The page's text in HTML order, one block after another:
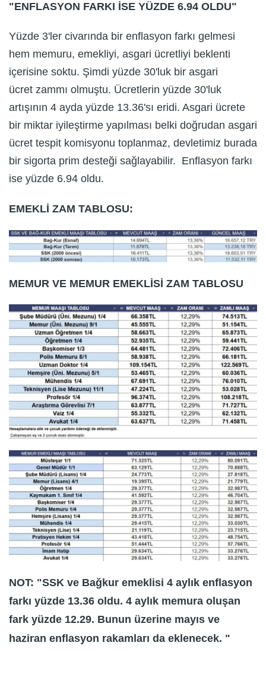
"ENFLASYON FARKI İSE YÜZDE 6.94 OLDU"
Yüzde 3'ler civarında bir enflasyon farkı gelmesi
hem memuru, emekliyi, asgari ücretliyi beklenti
içerisine soktu. Şimdi yüzde 30'luk bir asgari
ücret zammı olmuştu. Ücretlerin yüzde 30'luk
artışının 4 ayda yüzde 13.36'sı eridi. Asgari ücrete
bir miktar iyileştirme yapılması belki doğrudan asgari
ücret tespit komisyonu toplanmaz, devletimiz burada
bir sigorta prim desteği sağlayabilir. Enflasyon farkı
ise yüzde 6.94 oldu.
EMEKLİ ZAM TABLOSU:
MEMUR VE MEMUR EMEKLİSİ ZAM TABLOSU
NOT: "SSK ve Bağkur emeklisi 4 aylık enflasyon
farkı yüzde 13.36 oldu. 4 aylık memura oluşan
fark yüzde 12.29. Bunun üzerine mayıs ve
haziran enflasyon rakamları da eklenecek. "